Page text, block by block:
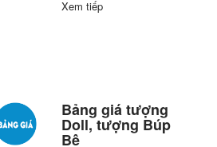
Xem tiếp
Bảng giá tượng
Doll, tượng Búp
Bê